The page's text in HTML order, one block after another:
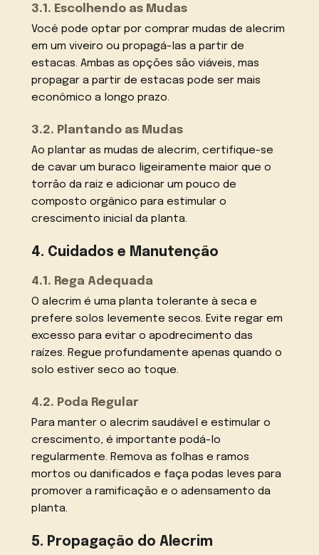
3.1. Escolhendo as Mudas
Você pode optar por comprar mudas de alecrim
em um viveiro ou propagá-las a partir de
estacas. Ambas as opções são viáveis, mas
propagar a partir de estacas pode ser mais
econômico a longo prazo.
3.2. Plantando as Mudas
Ao plantar as mudas de alecrim, certifique-se
de cavar um buraco ligeiramente maior que o
torrão da raiz e adicionar um pouco de
composto orgânico para estimular o
crescimento inicial da planta.
4. Cuidados e Manutenção
4.1. Rega Adequada
O alecrim é uma planta tolerante à seca e
prefere solos levemente secos. Evite regar em
excesso para evitar o apodrecimento das
raízes. Regue profundamente apenas quando o
solo estiver seco ao toque.
4.2. Poda Regular
Para manter o alecrim saudável e estimular o
crescimento, é importante podá-lo
regularmente. Remova as folhas e ramos
mortos ou danificados e faça podas leves para
promover a ramificação e o adensamento da
planta.
5. Propagação do Alecrim